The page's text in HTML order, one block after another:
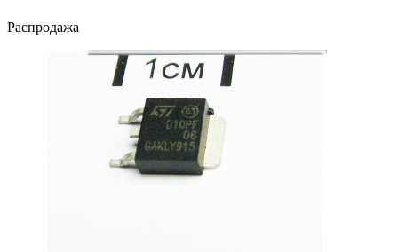
Распродажа